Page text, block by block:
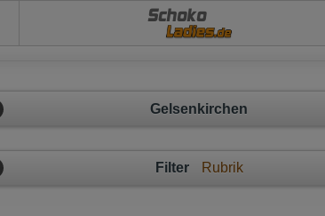
Schoko
Gelsenkirchen
Filter Rubrik